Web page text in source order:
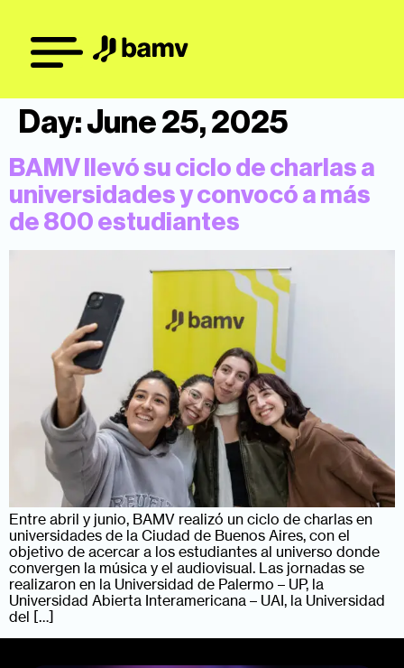
Day: June 25, 2025
BAMV llevó su ciclo de charlas a
universidades y convocó a más
de 800 estudiantes
Entre abril y junio, BAMV realizó un ciclo de charlas en
universidades de la Ciudad de Buenos Aires, con el
objetivo de acercar a los estudiantes al universo donde
convergen la música y el audiovisual. Las jornadas se
realizaron en la Universidad de Palermo – UP, la
Universidad Abierta Interamericana – UAI, la Universidad
del […]